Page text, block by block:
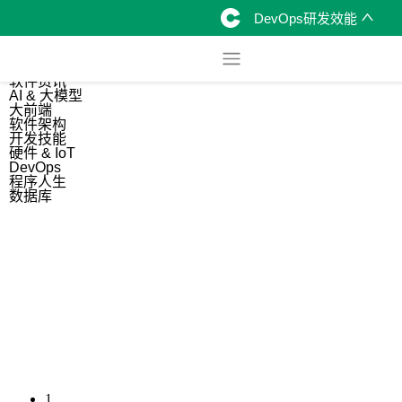
DevOps研发效能
软件资讯
AI & 大模型
大前端
软件架构
开发技能
硬件 & IoT
DevOps
程序人生
数据库
1